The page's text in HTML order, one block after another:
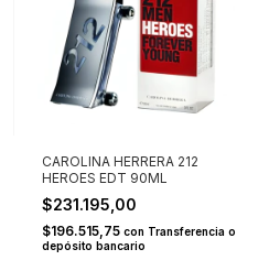
CAROLINA HERRERA 212
HEROES EDT 90ML
$231.195,00
$196.515,75 con Transferencia o
depósito bancario